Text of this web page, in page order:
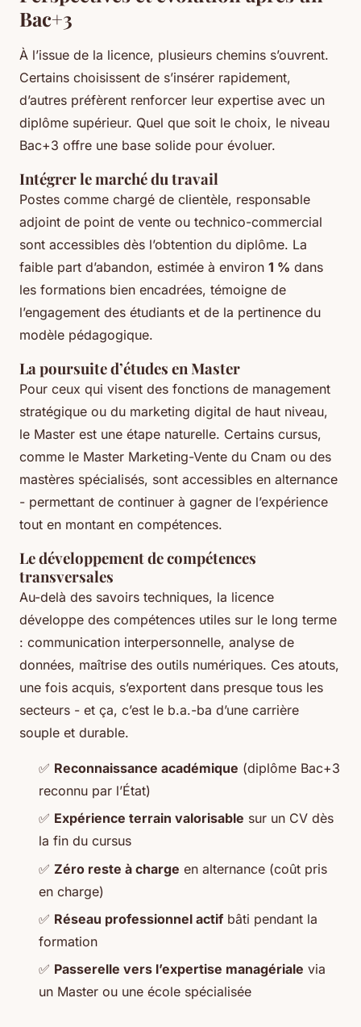
Bac+3
À l’issue de la licence, plusieurs chemins s’ouvrent.
Certains choisissent de s’insérer rapidement,
d’autres préfèrent renforcer leur expertise avec un
diplôme supérieur. Quel que soit le choix, le niveau
Bac+3 offre une base solide pour évoluer.
Intégrer le marché du travail
Postes comme chargé de clientèle, responsable
adjoint de point de vente ou technico-commercial
sont accessibles dès l’obtention du diplôme. La
faible part d’abandon, estimée à environ 1 % dans
les formations bien encadrées, témoigne de
l’engagement des étudiants et de la pertinence du
modèle pédagogique.
La poursuite d’études en Master
Pour ceux qui visent des fonctions de management
stratégique ou du marketing digital de haut niveau,
le Master est une étape naturelle. Certains cursus,
comme le Master Marketing-Vente du Cnam ou des
mastères spécialisés, sont accessibles en alternance
- permettant de continuer à gagner de l’expérience
tout en montant en compétences.
Le développement de compétences
transversales
Au-delà des savoirs techniques, la licence
développe des compétences utiles sur le long terme
: communication interpersonnelle, analyse de
données, maîtrise des outils numériques. Ces atouts,
une fois acquis, s’exportent dans presque tous les
secteurs - et ça, c’est le b.a.-ba d’une carrière
souple et durable.
✅ Reconnaissance académique (diplôme Bac+3
reconnu par l’État)
✅ Expérience terrain valorisable sur un CV dès
la fin du cursus
✅ Zéro reste à charge en alternance (coût pris
en charge)
✅ Réseau professionnel actif bâti pendant la
formation
✅ Passerelle vers l’expertise managériale via
un Master ou une école spécialisée